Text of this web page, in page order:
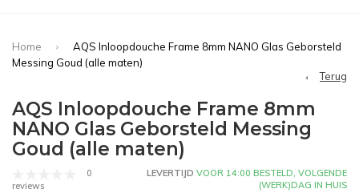
Home
AQS Inloopdouche Frame 8mm NANO Glas Geborsteld
Messing Goud (alle maten)
Terug
AQS Inloopdouche Frame 8mm
NANO Glas Geborsteld Messing
Goud (alle maten)
0
reviews
LEVERTIJD VOOR 14:00 BESTELD, VOLGENDE
(WERK)DAG IN HUIS